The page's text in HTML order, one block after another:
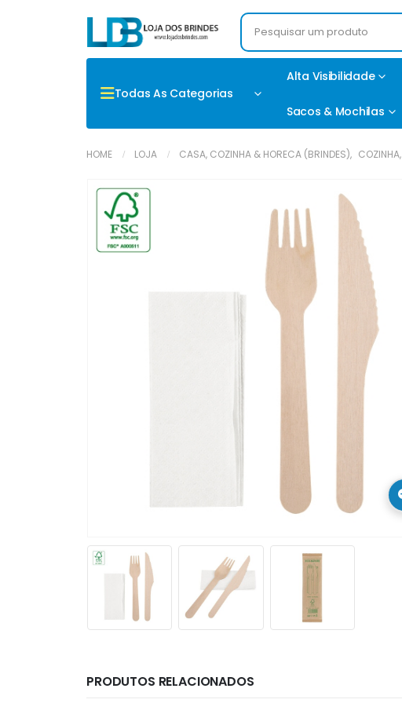
Todas As Categorias
Alta Visibilidade
Sacos & Mochilas
HOME LOJA CASA, COZINHA & HORECA (BRINDES), COZINHA,
PRODUTOS RELACIONADOS